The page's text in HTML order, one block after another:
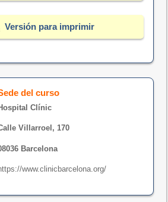
Versión para imprimir
del curso
Clínic
Villarroel, 170
Barcelona
www.clinicbarcelona.org/